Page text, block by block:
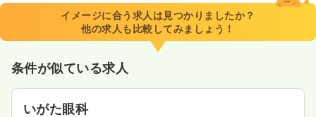
イメージに合う求人は見つかりましたか？
他の求人も比較してみましょう！
条件が似ている求人
いがた眼科